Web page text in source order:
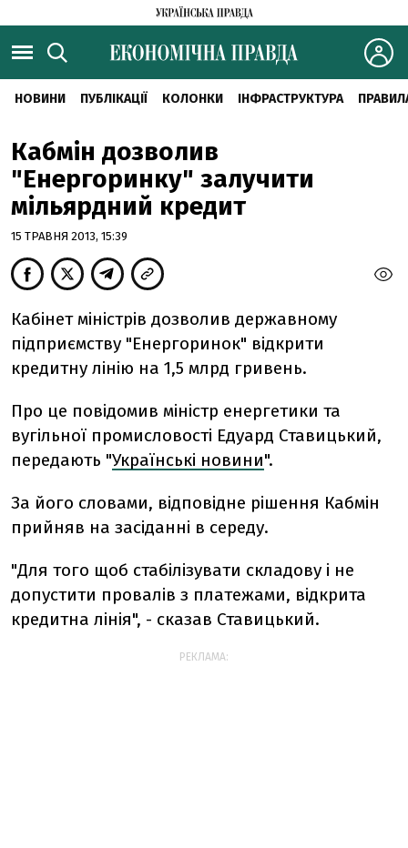
НОВИНИ ПУБЛІКАЦІЇ КОЛОНКИ ІНФРАСТРУКТУРА
Кабмін дозволив
"Енергоринку" залучити
мільярдний кредит
15 ТРАВНЯ 2013, 15:39
Кабінет міністрів дозволив державному
підприємству "Енергоринок" відкрити
кредитну лінію на 1,5 млрд гривень.
Про це повідомив міністр енергетики та
вугільної промисловості Едуард Ставицький,
передають "Українські новини".
За його словами, відповідне рішення Кабмін
прийняв на засіданні в середу.
"Для того щоб стабілізувати складову і не
допустити провалів з ​​платежами, відкрита
кредитна лінія", - сказав Ставицький.
РЕКЛАМА: